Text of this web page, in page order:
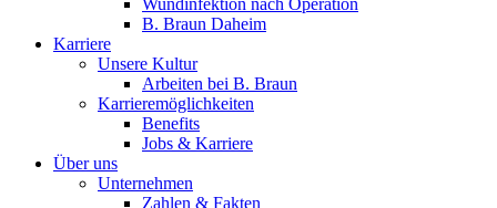
Gut zu wissen
MDR, eIFU & Co. – hier finden Sie nützliche Informationen
rund um unsere Produkte.
Im Dialog mit B. Braun. Hier treten Sie mit uns in
Verbindung.
B. Braun Daheim
Karriere
Unsere Kultur
Arbeiten bei B. Braun
Karrieremöglichkeiten
Benefits
Jobs & Karriere
Über uns
Unternehmen
Zahlen & Fakten